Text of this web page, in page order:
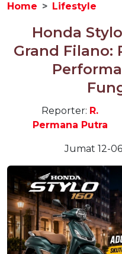
Home Lifestyle
Honda
Grand Filano:
Reporter: R.
Permana Putra
Jumat 12-